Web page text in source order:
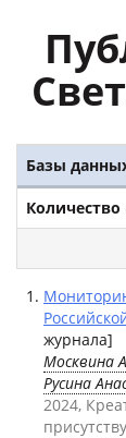
Базы
журнала]
Москвина
Русина
2024,